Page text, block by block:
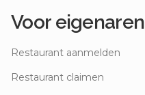
Voor eigenaren
Restaurant aanmelden
Restaurant claimen